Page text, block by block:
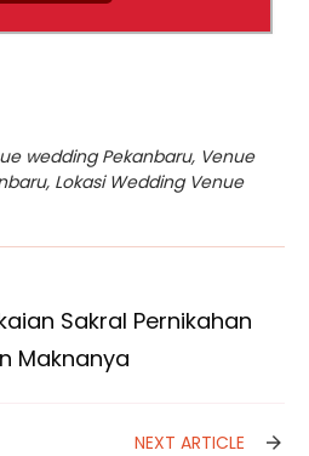
wedding Pekanbaru, Venue
, Lokasi Wedding Venue
Sakral Pernikahan
Maknanya
NEXT ARTICLE